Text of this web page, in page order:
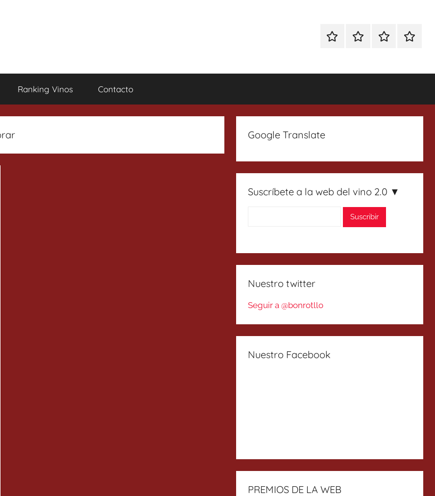
EspecialEnoturismoRanking
Ranking Vinos Contacto
Google Translate
Suscríbete a la web del vino 2.0 ▼
Nuestro twitter
Seguir a @bonrotllo
Nuestro Facebook
PREMIOS DE LA WEB